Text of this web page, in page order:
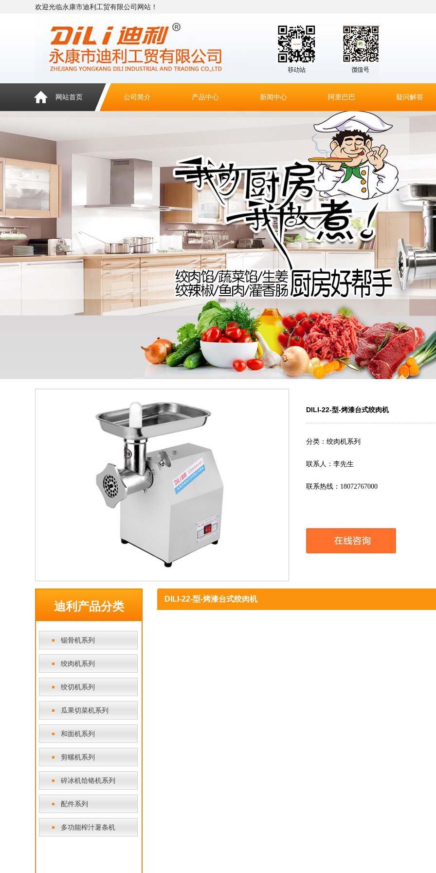
欢迎光临永康市迪利工贸有限公司网站！
网站首页 公司简介 产品中心 新闻中心 阿里巴巴 疑问解答
DILI-22-型-烤漆台式绞肉机
分类：绞肉机系列
联系人：李先生
联系热线：18072767000
迪利产品分类
锯骨机系列
绞肉机系列
绞切机系列
瓜果切菜机系列
和面机系列
剪螺机系列
碎冰机饸铬机系列
配件系列
多功能榨汁薯条机
DILI-22-型-烤漆台式绞肉机